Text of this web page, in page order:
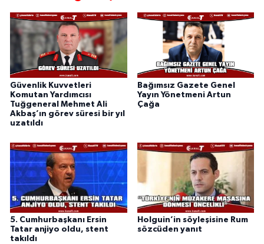
Güvenlik Kuvvetleri
Komutan Yardımcısı
Tuğgeneral Mehmet Ali
Akbaş’ın görev süresi bir yıl
uzatıldı
Bağımsız Gazete Genel
Yayın Yönetmeni Artun
Çağa
5. Cumhurbaşkanı Ersin
Tatar anjiyo oldu, stent
takıldı
Holguin’in söyleşisine Rum
sözcüden yanıt